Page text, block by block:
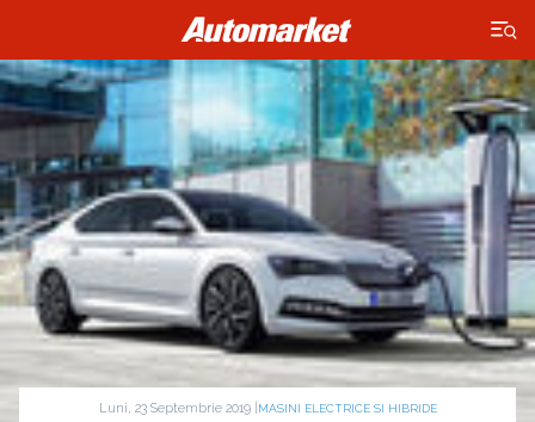
×
Luni, 23 Septembrie 2019 | MASINI ELECTRICE SI HIBRIDE